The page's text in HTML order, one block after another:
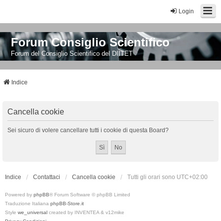
Login
Forum Consiglio Scientifico
Forum del Consiglio Scientifico del DIITET
Indice
Cancella cookie
Sei sicuro di volere cancellare tutti i cookie di questa Board?
Indice Contattaci Cancella cookie Tutti gli orari sono UTC+02:00
Powered by phpBB® Forum Software © phpBB Limited
Traduzione Italiana phpBB-Store.it
Style we_universal created by INVENTEA & v12mike